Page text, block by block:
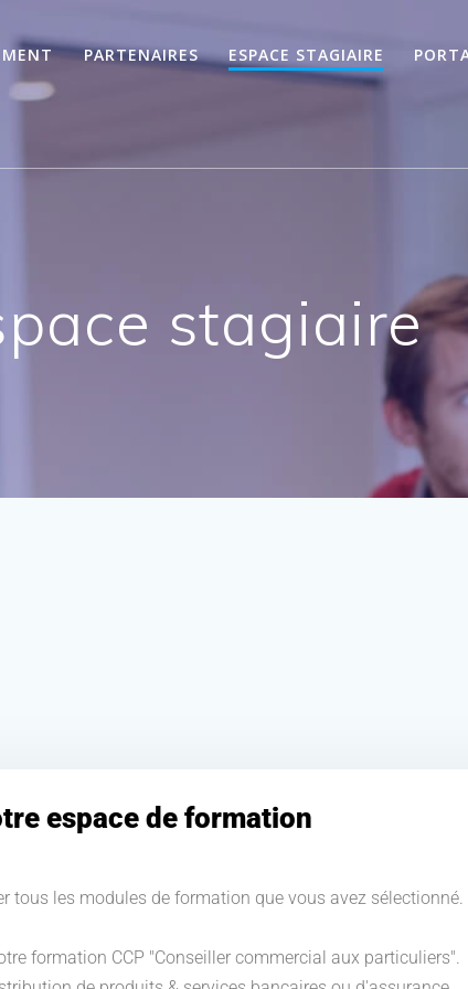
PARTENAIRES ESPACE STAGIAIRE
stagiaire
espace de formation
tous les modules de formation que vous avez sélectionné.
formation CCP "Conseiller commercial aux particuliers".